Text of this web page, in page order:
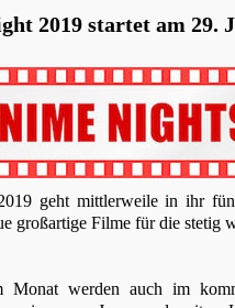
2019 startet am 29.
geht mittlerweile in ihr
großartige Filme für die stetig
Monat werden auch im